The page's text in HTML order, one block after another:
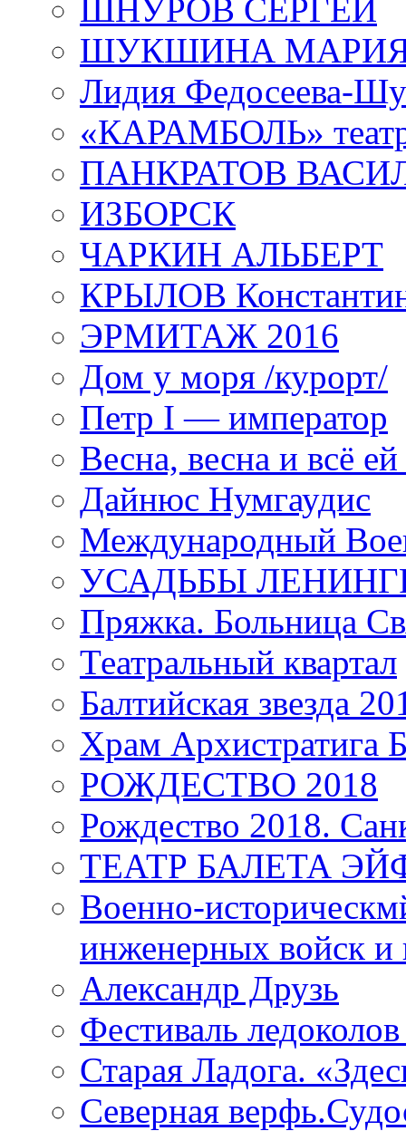
ШНУРОВ СЕРГЕЙ
ШУКШИНА
Лидия Федосеева-
«КАРАМБОЛЬ»
ПАНКРАТОВ
ИЗБОРСК
ЧАРКИН АЛЬБЕРТ
КРЫЛОВ
ЭРМИТАЖ 2016
Дом у моря /курорт/
Петр I — император
Весна, весна и всё
Дайнюс Нумгаудис
Международный
УСАДЬБЫ
Пряжка. Больница
Театральный квартал
Балтийская звезда
Храм
РОЖДЕСТВО 2018
Рождество 2018.
ТЕАТР БАЛЕТА
Военно-
инженерных войск и
Александр Друзь
Фестиваль
Старая Ладога.
Северная